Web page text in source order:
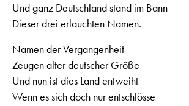
Und ganz Deutschland stand im Bann
Dieser drei erlauchten Namen.
Namen der Vergangenheit
Zeugen alter deutscher Größe
Und nun ist dies Land entweiht
Wenn es sich doch nur entschlösse